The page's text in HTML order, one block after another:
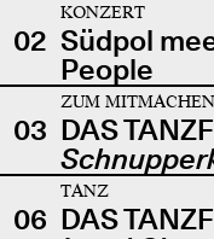
02
KONZERT
Südpol
People
03
ZUM MITMACHEN
DAS
06
TANZ
DAS